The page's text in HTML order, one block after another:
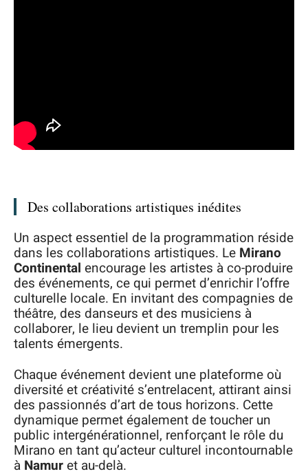
Des collaborations artistiques inédites
Un aspect essentiel de la programmation réside
dans les collaborations artistiques. Le Mirano
Continental encourage les artistes à co-produire
des événements, ce qui permet d’enrichir l’offre
culturelle locale. En invitant des compagnies de
théâtre, des danseurs et des musiciens à
collaborer, le lieu devient un tremplin pour les
talents émergents.
Chaque événement devient une plateforme où
diversité et créativité s’entrelacent, attirant ainsi
des passionnés d’art de tous horizons. Cette
dynamique permet également de toucher un
public intergénérationnel, renforçant le rôle du
Mirano en tant qu’acteur culturel incontournable
à Namuret au-delà.